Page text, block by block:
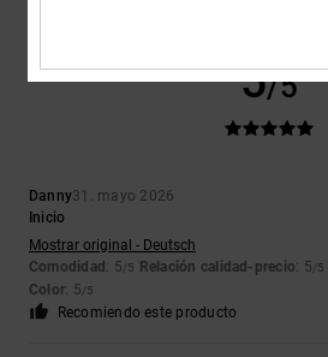
5/5
Danny31. mayo 2026
Inicio
Mostrar original - Deutsch
Comodidad : 5/5 Relación calidad-precio: 5/5
Color: 5/5
Recomiendo este producto